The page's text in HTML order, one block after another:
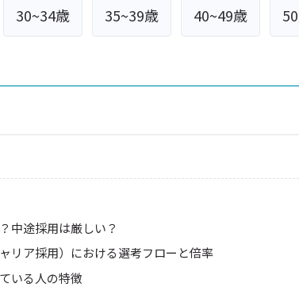
30~34歳 35~39歳 40~49歳
中途採用は厳しい？
リア採用）における選考フローと倍率
いる人の特徴